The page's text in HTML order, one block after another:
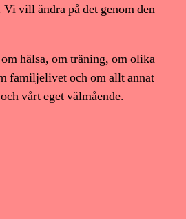
vill ändra på det genom den
hälsa, om träning, om olika
familjelivet och om allt annat
vårt eget välmående.